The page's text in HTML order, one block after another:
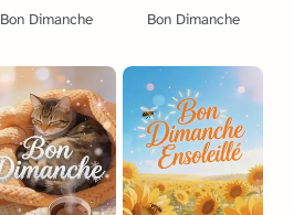
Bon Dimanche Bon Dimanche